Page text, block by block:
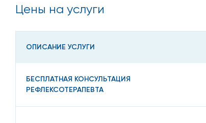
Цены на услуги
ОПИСАНИЕ УСЛУГИ
БЕСПЛАТНАЯ КОНСУЛЬТАЦИЯ
РЕФЛЕКСОТЕРАПЕВТА